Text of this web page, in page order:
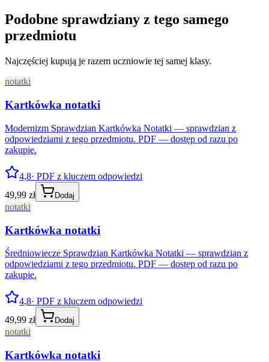
Podobne sprawdziany z tego samego
przedmiotu
Najczęściej kupują je razem uczniowie tej samej klasy.
notatki
Kartkówka notatki
Modernizm Sprawdzian Kartkówka Notatki — sprawdzian z
odpowiedziami z tego przedmiotu. PDF — dostęp od razu po
zakupie.
4,8· PDF z kluczem odpowiedzi
49,99 zł
Dodaj
notatki
Kartkówka notatki
Średniowiecze Sprawdzian Kartkówka Notatki — sprawdzian z
odpowiedziami z tego przedmiotu. PDF — dostęp od razu po
zakupie.
4,8· PDF z kluczem odpowiedzi
49,99 zł
Dodaj
notatki
Kartkówka notatki